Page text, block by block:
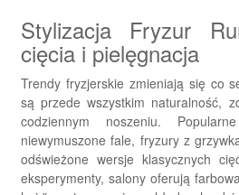
Stylizacja Fryzur
cięcia i pielęgnacja
Trendy fryzjerskie zmieniają się co
są przede wszystkim naturalność,
codziennym noszeniu.
niewymuszone fale, fryzury z
odświeżone wersje klasycznych
eksperymenty, salony oferują